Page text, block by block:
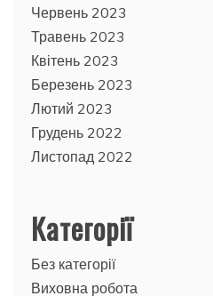
Червень 2023
Травень 2023
Квітень 2023
Березень 2023
Лютий 2023
Грудень 2022
Листопад 2022
Категорії
Без категорії
Виховна робота